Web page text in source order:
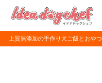
上質無添加の手作り犬ご飯とおやつ